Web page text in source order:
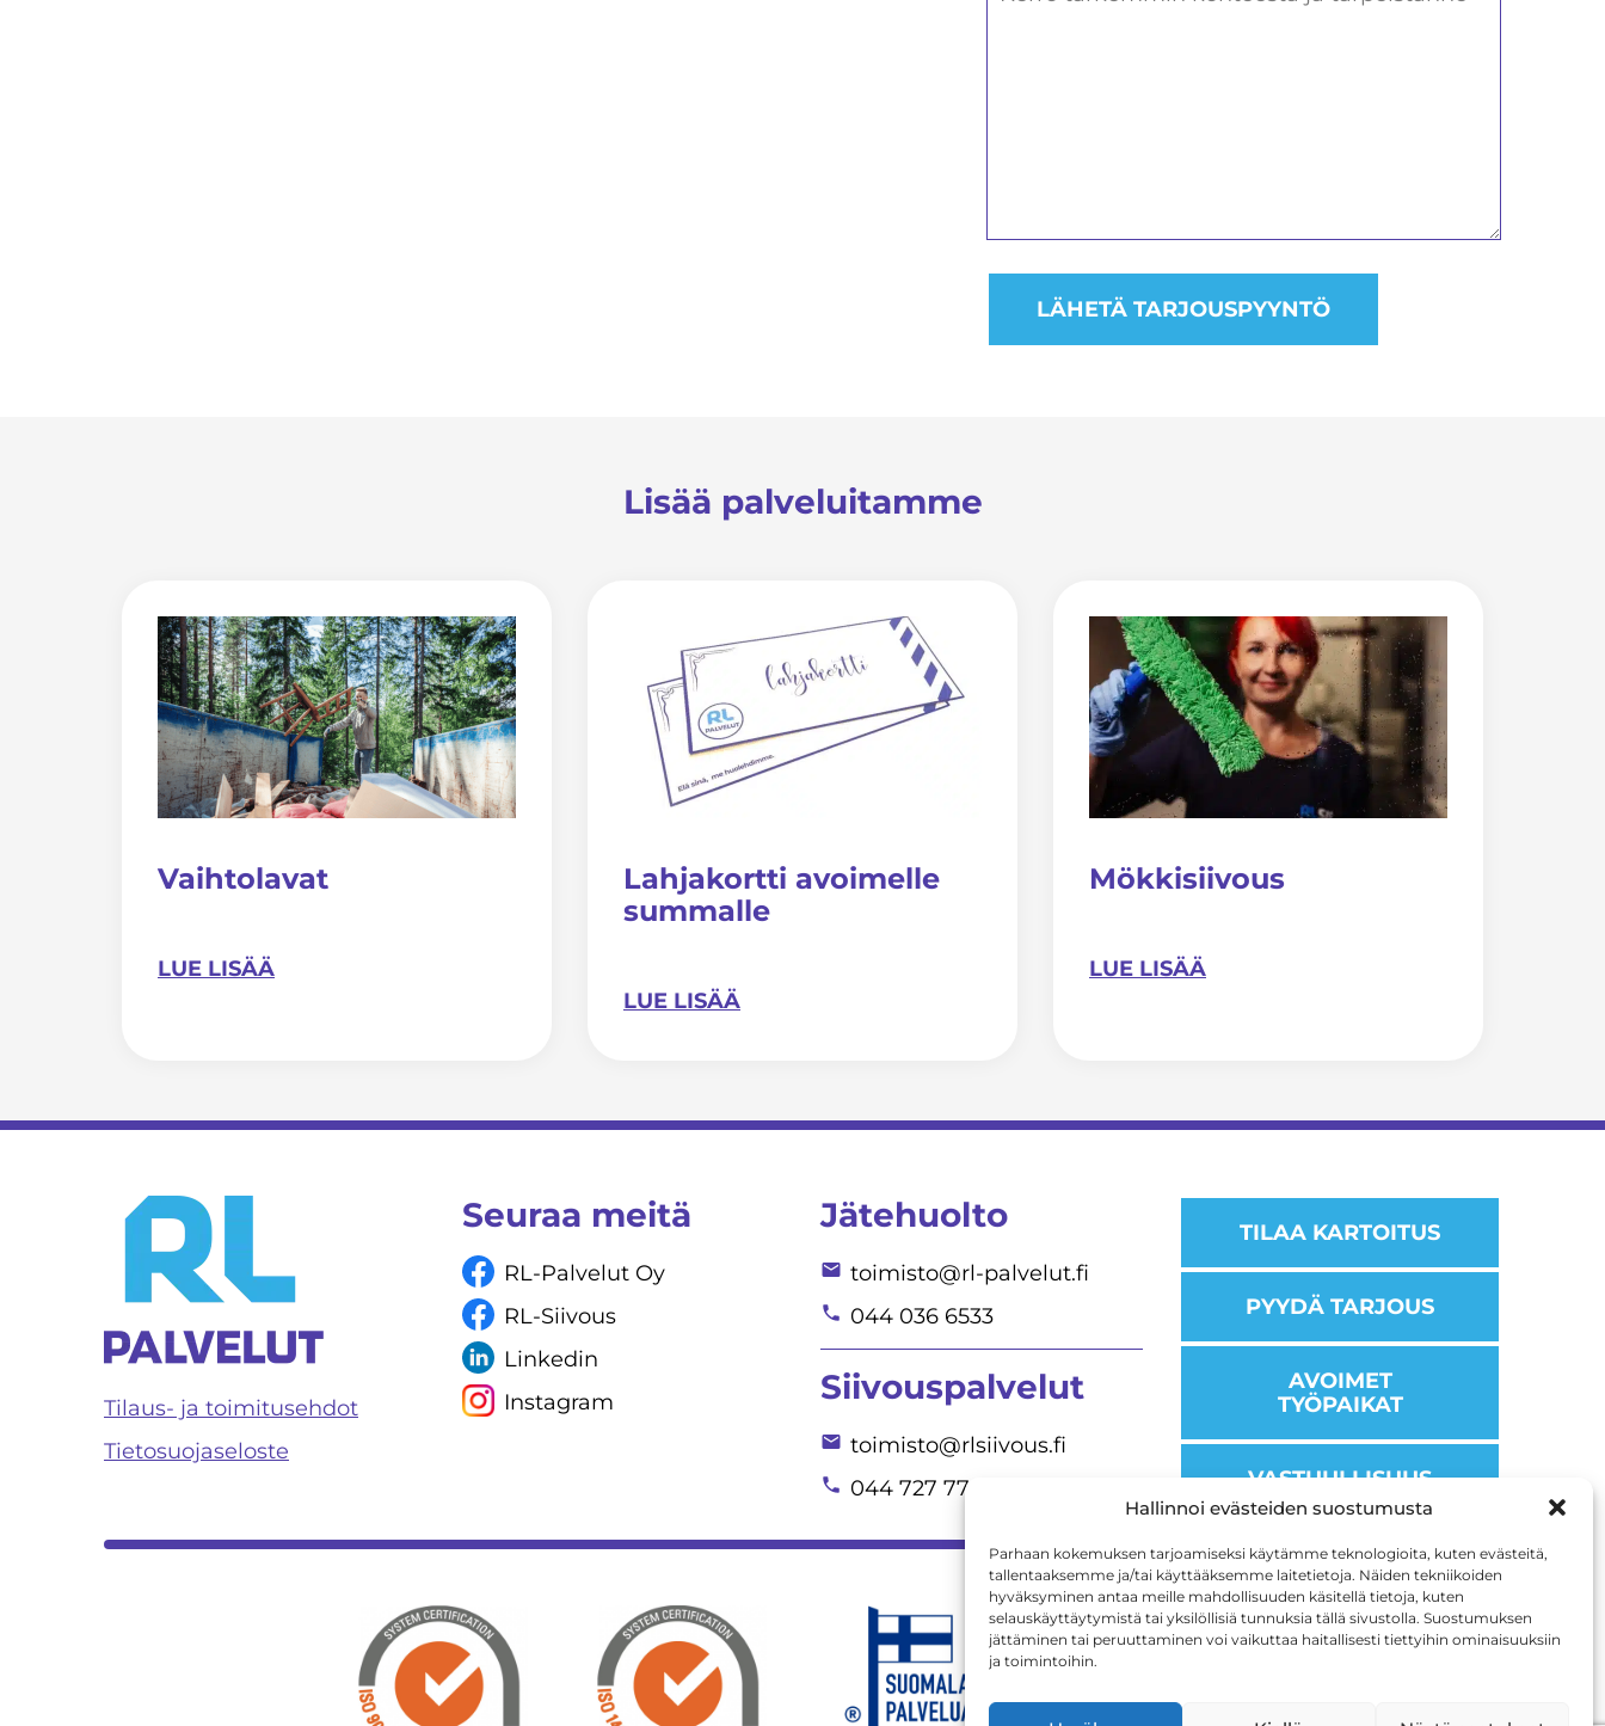
Hallinnoi evästeiden suostumusta
Parhaan kokemuksen tarjoamiseksi käytämme teknologioita, kuten evästeitä,
tallentaaksemme ja/tai käyttääksemme laitetietoja. Näiden tekniikoiden
hyväksyminen antaa meille mahdollisuuden käsitellä tietoja, kuten
selauskäyttäytymistä tai yksilöllisiä tunnuksia tällä sivustolla. Suostumuksen
jättäminen tai peruuttaminen voi vaikuttaa haitallisesti tiettyihin ominaisuuksiin
ja toimintoihin.
Lisää palveluitamme
Vaihtolavat
LUE LISÄÄ
Lahjakortti avoimelle
summalle
LUE LISÄÄ
Mökkisiivous
LUE LISÄÄ
Tilaus- ja toimitusehdot
Tietosuojaseloste
Seuraa meitä
RL-Palvelut Oy
RL-Siivous
Linkedin
Instagram
Jätehuolto
toimisto@rl-palvelut.fi
044 036 6533
Siivouspalvelut
toimisto@rlsiivous.fi
044 727 7780
TILAA KARTOITUS
PYYDÄ TARJOUS
AVOIMET
TYÖPAIKAT
VASTUULLISUUS